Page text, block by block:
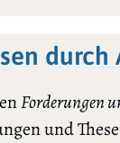
durch
Forderungen
und